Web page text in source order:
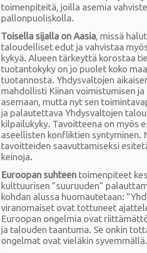
toimenpiteitä, joilla asemia
pallonpuoliskolla.
Toisella sijalla on Aasia, missä
taloudelliset edut ja vahvistaa
kykyä. Alueen tärkeyttä korostaa
tuotantokyky on jo puolet koko
tuotannosta. Yhdysvaltojen
mahdollisti Kiinan voimistumisen ja
asemaan, mutta nyt sen
ja palautettava Yhdysvaltojen
kilpailukyky. Tavoitteena on myös
aseellisten konfliktien syntyminen.
tavoitteiden saavuttamiseksi
keinoja.
Euroopan suhteen toimenpiteet
kulttuurisen ”suuruuden”
kohdan alussa huomautetaan:
viranomaiset ovat tottuneet
Euroopan ongelmia ovat
ja talouden taantuma. Se onkin
ongelmat ovat vieläkin